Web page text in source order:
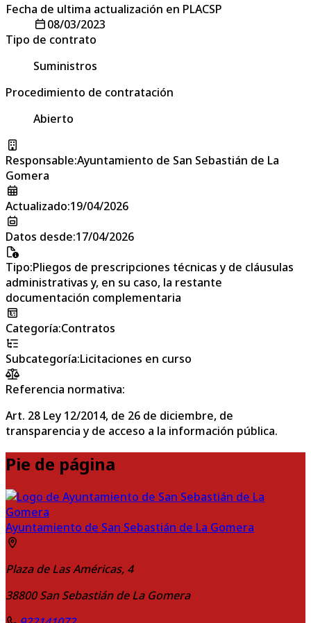
Fecha de ultima actualización en PLACSP
08/03/2023
Tipo de contrato
Suministros
Procedimiento de contratación
Abierto
Responsable:Ayuntamiento de San Sebastián de La
Gomera
Actualizado:19/04/2026
Datos desde:17/04/2026
Tipo:Pliegos de prescripciones técnicas y de cláusulas
administrativas y, en su caso, la restante
documentación complementaria
Categoría:Contratos
Subcategoría:Licitaciones en curso
Referencia normativa:
Art. 28 Ley 12/2014, de 26 de diciembre, de
transparencia y de acceso a la información pública.
Pie de página
Ayuntamiento de San Sebastián de La Gomera
Plaza de Las Américas, 4
38800 San Sebastián de La Gomera